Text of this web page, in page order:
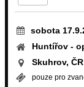
sobota
Huntířov -
Skuhrov, ČR
pouze pro